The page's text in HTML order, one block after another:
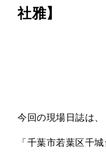
社雅】
今回の現場日誌は、
「千葉市若葉区千